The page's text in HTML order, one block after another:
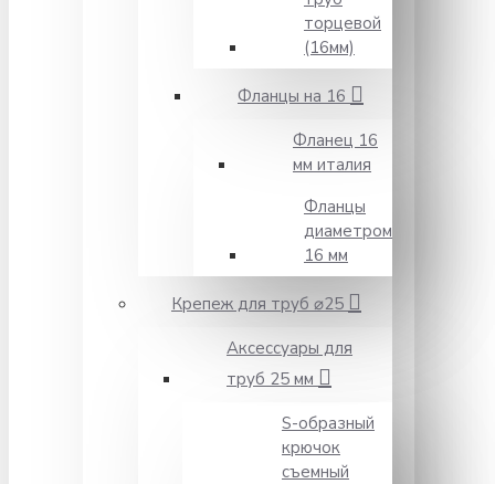
торцевой
(16мм)
Фланцы на 16
Фланец 16
мм италия
Фланцы
диаметром
16 мм
Крепеж для труб ⌀25
Аксессуары для
труб 25 мм
S-образный
крючок
съемный